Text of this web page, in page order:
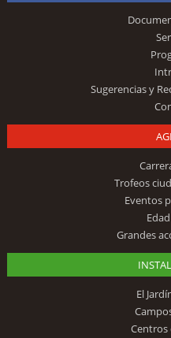
Sugerencias y
Trofeos
Eventos
Grandes
El